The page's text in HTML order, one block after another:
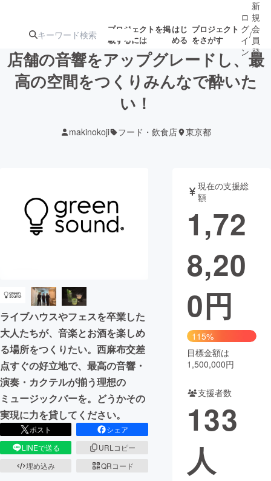
プロジェクトを掲
載するには
はじ
める
プロジェクト
をさがす
注目の新着プロ
映像・映画 書籍・雑誌
チャレンジ
まちづくり・地域活性化
CAMPFIRE for Social Good
CAMPFIRE Creation
CAMPFIREふるさと納税machi-ya コミュニティ
ロ
グ
イ
ン
/
新
規
会
員
登
録
店舗の音響をアップグレードし、最
高の空間をつくりみんなで酔いた
い！
makinokoji フード・飲食店 東京都
ライブハウスやフェスを卒業した
大人たちが、音楽とお酒を楽しめ
る場所をつくりたい。西麻布交差
点すぐの好立地で、最高の音響・
演奏・カクテルが揃う理想の
ミュージックバーを。どうかその
実現に力を貸してください。
ポスト
シェア
LINEで送る
URLコピー
埋め込み
QRコード
現在の支援総
額
1,72
8,20
0円
115%
目標金額は
1,500,000円
支援者数
133
人